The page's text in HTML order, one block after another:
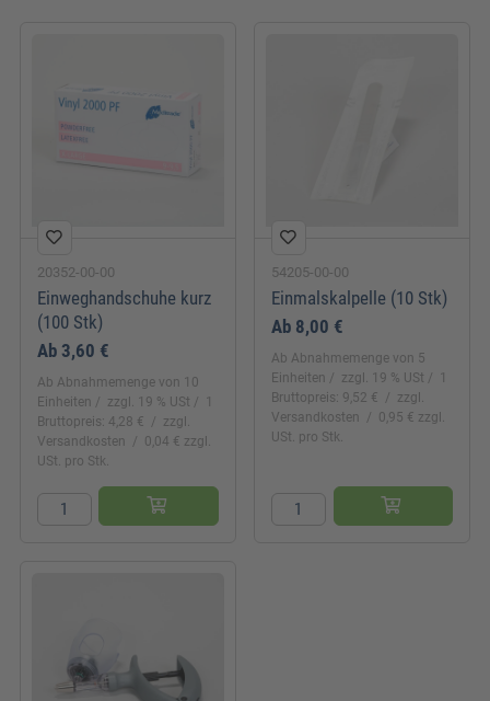
20352-00-00
Einweghandschuhe kurz
(100 Stk)
Ab 3,60 €
Ab Abnahmemenge von 10
Einheiten
zzgl. 19 % USt
1
Bruttopreis: 4,28 €
zzgl.
Versandkosten
0,04 € zzgl.
USt. pro Stk.
54205-00-00
Einmalskalpelle (10 Stk)
Ab 8,00 €
Ab Abnahmemenge von 5
Einheiten
zzgl. 19 % USt
1
Bruttopreis: 9,52 €
zzgl.
Versandkosten
0,95 € zzgl.
USt. pro Stk.